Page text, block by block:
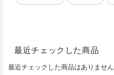
最近チェックした商品
最近チェックした商品はありません